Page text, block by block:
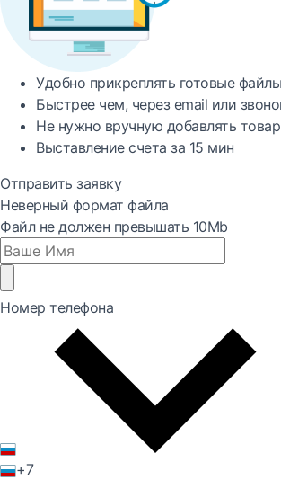
Удобно прикреплять готовые файлы
Быстреечем, через email или
Не нужно вручную добавлять
Выставление счета за 15 мин
Отправить заявку
Неверный формат файла
Файл не должен превышать 10Mb
Номер телефона
+7